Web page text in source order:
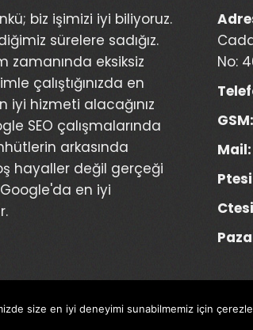
biz işimizi iyi biliyoruz.
sürelere sadığız.
zamanında eksiksiz
çalıştığınızda en
hizmeti alacağınız
SEO çalışmalarında
arkasında
hayaller değil gerçeği
Google'da en iyi
No:
GSM:
Mail:
size en iyi deneyimi sunabilmemiz için